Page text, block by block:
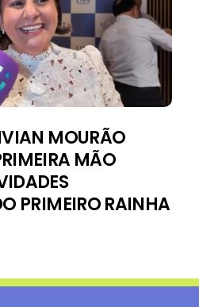
MOURÃO
MÃO
PRIMEIRO RAINHA